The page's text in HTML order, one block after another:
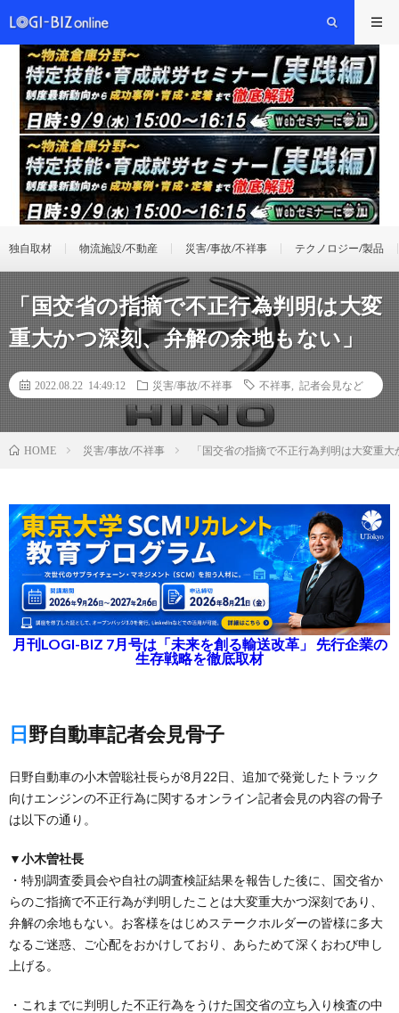
独自取材 物流施設/不動産 災害/事故/不祥事 テクノロジー/製品
「国交省の指摘で不正行為判明は大変
重大かつ深刻、弁解の余地もない」
2022.08.22 14:49:12 災害/事故/不祥事 不祥事 記者会見など
HOME 災害/事故/不祥事 「国交省の指摘で不正行為判明は大変重
月刊LOGI-BIZ 7月号は「未来を創る輸送改革」 先行企業の
生存戦略を徹底取材
日野自動車記者会見骨子
日野自動車の小木曽聡社長らが8月22日、追加で発覚したトラック
向けエンジンの不正行為に関するオンライン記者会見の内容の骨子
は以下の通り。
▼小木曽社長
・特別調査委員会や自社の調査検証結果を報告した後に、国交省か
らのご指摘で不正行為が判明したことは大変重大かつ深刻であり、
弁解の余地もない。お客様をはじめステークホルダーの皆様に多大
なるご迷惑、ご心配をおかけしており、あらためて深くおわび申し
上げる。
・これまでに判明した不正行為をうけた国交省の立ち入り検査の中